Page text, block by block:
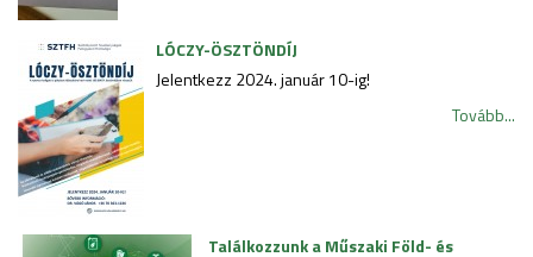
LÓCZY-ÖSZTÖNDÍJ
Jelentkezz 2024. január 10-ig!
Tovább...
Találkozzunk a Műszaki Föld- és